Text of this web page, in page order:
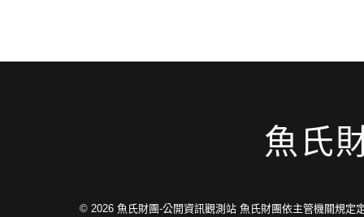
魚氏
© 2026 魚氏財團-公開資訊觀測站 魚氏財團依主管機關規定